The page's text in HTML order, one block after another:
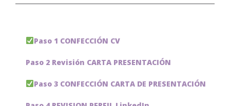
Paso 1 CONFECCIÓN CV
Paso 2 Revisión CARTA PRESENTACIÓN
Paso 3 CONFECCIÓN CARTA DE PRESENTACIÓN